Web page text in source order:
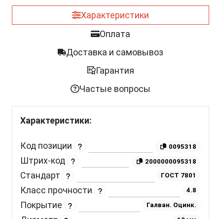
Характеристики
Оплата
Доставка и самовывоз
Гарантия
Частые вопросы
Характеристики:
Код позиции 0095318
Штрих-код 2000000095318
Стандарт ГОСТ 7801
Класс прочности 4.8
Покрытие Галван. Оцинк.